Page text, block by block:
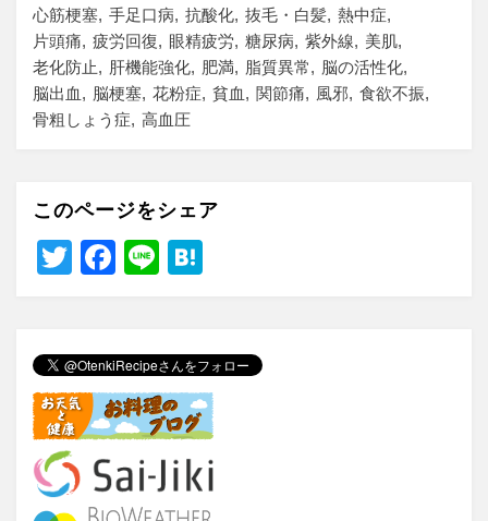
心筋梗塞 手足口病 抗酸化 抜毛・白髪 熱中症
片頭痛
疲労回復 眼精疲労 糖尿病 紫外線
美肌
老化防止
肝機能強化 肥満 脂質異常
脳の活性化
脳出血
脳梗塞 花粉症 貧血 関節痛 風邪 食欲不振
骨粗しょう症
高血圧
このページをシェア
T
er
F
e
b
o
o
k
Li
n
a